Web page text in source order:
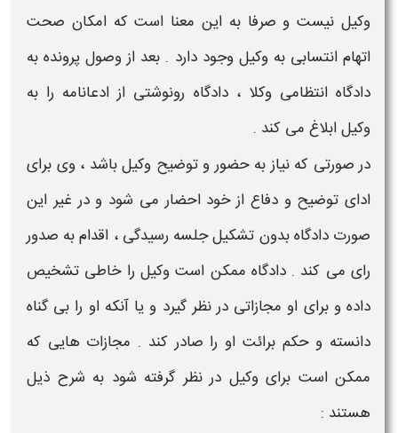
وکیل نیست و صرفا به این معنا است که امکان صحت
اتهام انتسابی بهوکیلوجود دارد . بعد از وصول پرونده به
دادگاه انتظامی وکلا ، دادگاه رونوشتی از ادعانامه را به
وکیلابلاغ می کند .
در صورتی که نیاز به حضور و توضیح وکیلباشد ، وی برای
ادای توضیح و دفاع از خود احضار می شود و در غیر این
صورت دادگاه بدون تشکیل جلسه رسیدگی ، اقدام به صدور
رای می کند . دادگاه ممکن استوکیل را خاطی تشخیص
داده و برای او مجازاتی در نظر گیرد و یا آنکه او را بی گناه
دانسته و حکم برائت او را صادر کند . مجازات هایی که
ممکن است برایوکیل در نظر گرفته شود به شرح ذیل
هستند :